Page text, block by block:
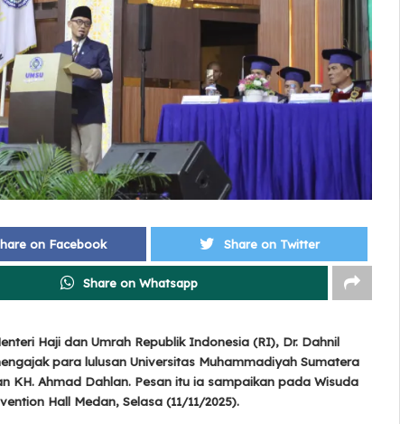
on Facebook Share on Twitter
Share on Whatsapp
Haji dan Umrah Republik Indonesia (RI), Dr. Dahnil
para lulusan Universitas Muhammadiyah Sumatera
KH. Ahmad Dahlan. Pesan itu ia sampaikan pada Wisuda
Hall Medan, Selasa (11/11/2025).